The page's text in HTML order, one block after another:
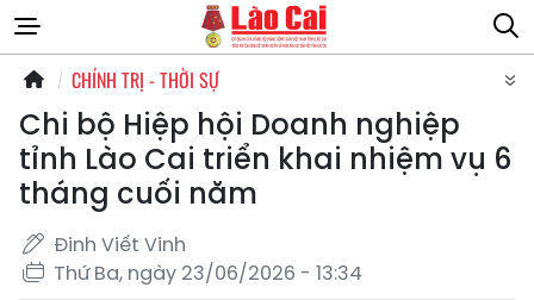
CHÍNH TRỊ - THỜI SỰ
Chi bộ Hiệp hội Doanh nghiệp
tỉnh Lào Cai triển khai nhiệm vụ 6
tháng cuối năm
Đinh Viết Vinh
Thứ Ba, ngày 23/06/2026 - 13:34